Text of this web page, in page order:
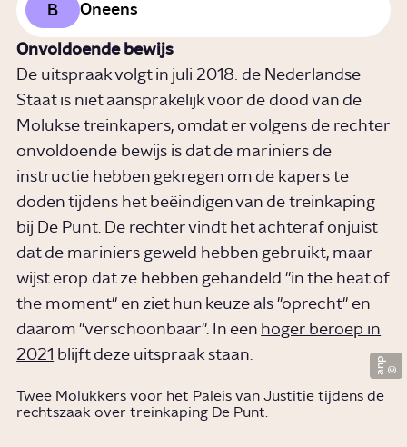
B Oneens
Onvoldoende bewijs
De uitspraak volgt in juli 2018: de Nederlandse
Staat is niet aansprakelijk voor de dood van de
Molukse treinkapers, omdat er volgens de rechter
onvoldoende bewijs is dat de mariniers de
instructie hebben gekregen om de kapers te
doden tijdens het beëindigen van de treinkaping
bij De Punt. De rechter vindt het achteraf onjuist
dat de mariniers geweld hebben gebruikt, maar
wijst erop dat ze hebben gehandeld "in the heat of
the moment" en ziet hun keuze als "oprecht" en
daarom "verschoonbaar". In een hoger beroep in
2021 blijft deze uitspraak staan.
anp
Twee Molukkers voor het Paleis van Justitie tijdens de
rechtszaak over treinkaping De Punt.